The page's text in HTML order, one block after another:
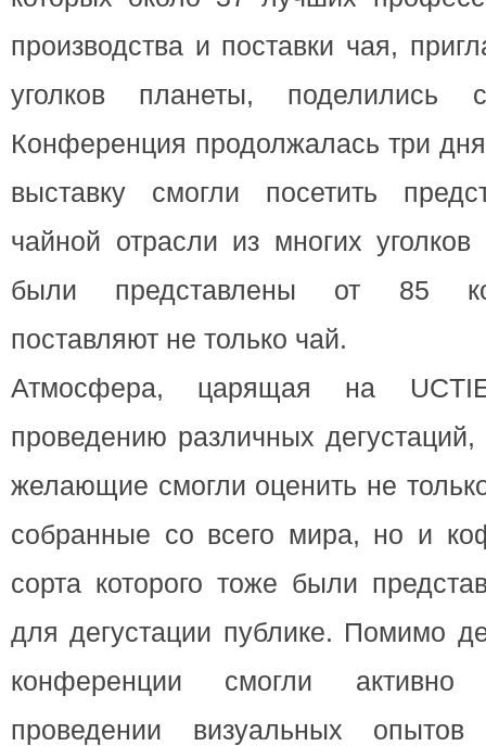
производства и поставки чая,
уголков планеты, поделились
Конференция продолжалась три
выставку смогли посетить
чайной отрасли из многих
были представлены от 85
поставляют не только чай.
Атмосфера, царящая на
проведению различных
желающие смогли оценить не
собранные со всего мира, но и
сорта которого тоже были
для дегустации публике. Помимо
конференции смогли активно
проведении визуальных